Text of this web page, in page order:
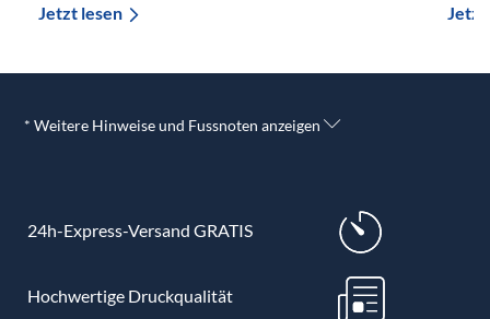
Jetzt lesen
* Weitere Hinweise und Fussnoten anzeigen
24h-Express-Versand GRATIS
Hochwertige Druckqualität